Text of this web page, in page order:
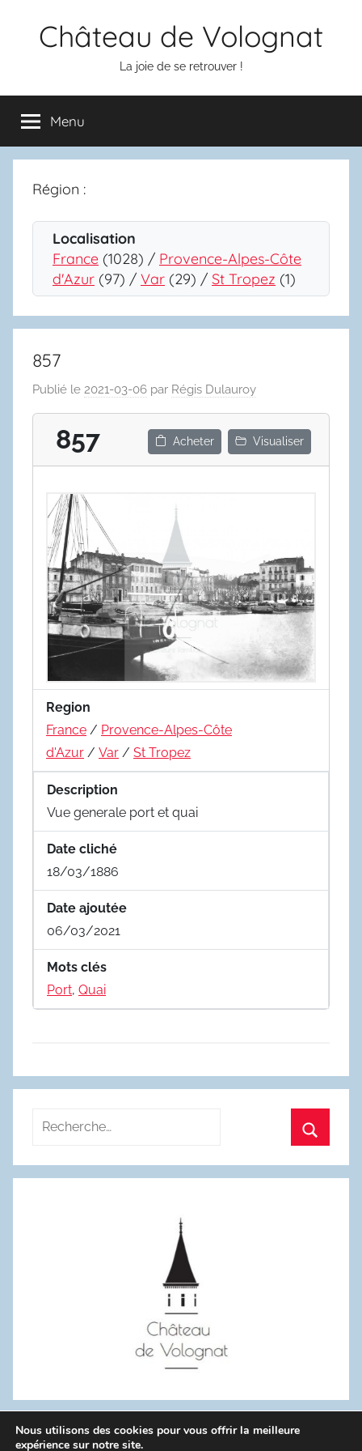
Château de Volognat
La joie de se retrouver !
Menu
Région :
Localisation
France (1028) / Provence-Alpes-Côte
d'Azur (97) / Var (29) / St Tropez (1)
857
Publié le 2021-03-06 par Régis Dulauroy
857 Acheter Visualiser
Region
France / Provence-Alpes-Côte
d'Azur / Var / St Tropez
Description
Vue generale port et quai
Date cliché
18/03/1886
Date ajoutée
06/03/2021
Mots clés
Port, Quai
Recherche
:
WordPress Theme: Donovan by ThemeZee.
Nous utilisons des cookies pour vous offrir la meilleure
expérience sur notre site.